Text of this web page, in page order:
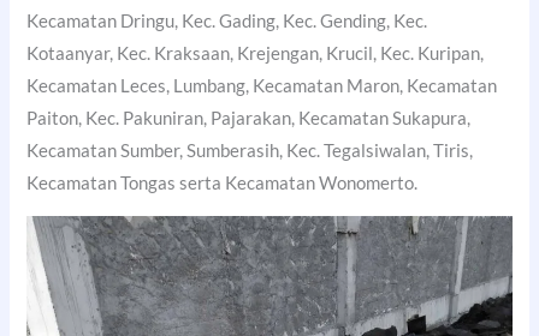
Kecamatan Dringu, Kec. Gading, Kec. Gending, Kec.
Kotaanyar, Kec. Kraksaan, Krejengan, Krucil, Kec. Kuripan,
Kecamatan Leces, Lumbang, Kecamatan Maron, Kecamatan
Paiton, Kec. Pakuniran, Pajarakan, Kecamatan Sukapura,
Kecamatan Sumber, Sumberasih, Kec. Tegalsiwalan, Tiris,
Kecamatan Tongas serta Kecamatan Wonomerto.